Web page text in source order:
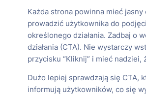
Każda strona powinna mieć jasny
prowadzić użytkownika do
określonego działania. Zadbaj o
działania (CTA). Nie wystarczy
przycisku “Kliknij” i mieć nadziei,
Dużo lepiej sprawdzają się CTA,
informują użytkowników, co się